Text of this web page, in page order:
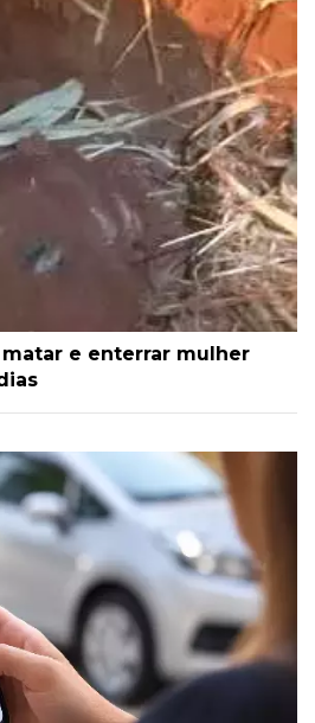
e enterrar mulher